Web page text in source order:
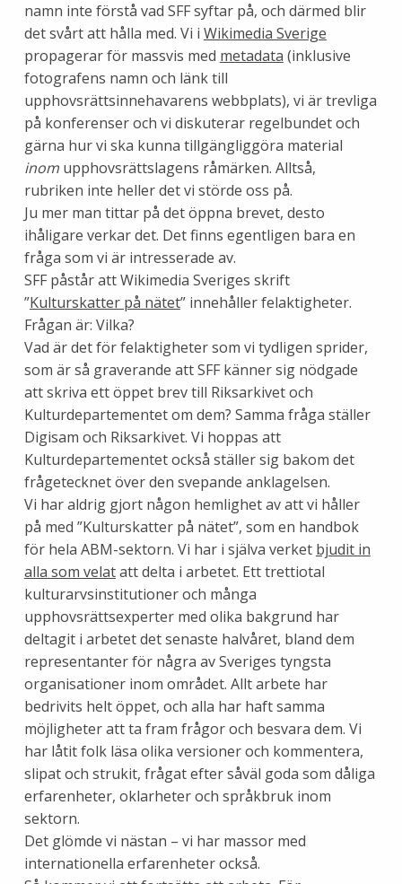
namn inte förstå vad SFF syftar på, och därmed blir
det svårt att hålla med. Vi i Wikimedia Sverige
propagerar för massvis med metadata (inklusive
fotografens namn och länk till
upphovsrättsinnehavarens webbplats), vi är trevliga
på konferenser och vi diskuterar regelbundet och
gärna hur vi ska kunna tillgängliggöra material
inomupphovsrättslagens råmärken. Alltså,
rubriken inte heller det vi störde oss på.
Ju mer man tittar på det öppna brevet, desto
ihåligare verkar det. Det finns egentligen bara en
fråga som vi är intresserade av.
SFF påstår att Wikimedia Sveriges skrift
”Kulturskatter på nätet” innehåller felaktigheter.
Frågan är: Vilka?
Vad är det för felaktigheter som vi tydligen sprider,
som är så graverande att SFF känner sig nödgade
att skriva ett öppet brev till Riksarkivet och
Kulturdepartementet om dem? Samma fråga ställer
Digisam och Riksarkivet. Vi hoppas att
Kulturdepartementet också ställer sig bakom det
frågetecknet över den svepande anklagelsen.
Vi har aldrig gjort någon hemlighet av att vi håller
på med ”Kulturskatter på nätet”, som en handbok
för hela ABM-sektorn. Vi har i själva verket bjudit in
alla som velatatt delta i arbetet. Ett trettiotal
kulturarvsinstitutioner och många
upphovsrättsexperter med olika bakgrund har
deltagit i arbetet det senaste halvåret, bland dem
representanter för några av Sveriges tyngsta
organisationer inom området. Allt arbete har
bedrivits helt öppet, och alla har haft samma
möjligheter att ta fram frågor och besvara dem. Vi
har låtit folk läsa olika versioner och kommentera,
slipat och strukit, frågat efter såväl goda som dåliga
erfarenheter, oklarheter och språkbruk inom
sektorn.
Det glömde vi nästan – vi har massor med
internationella erfarenheter också.